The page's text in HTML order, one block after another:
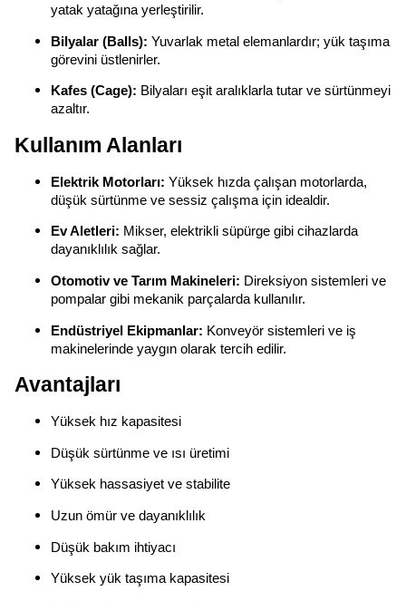
yatak yatağına yerleştirilir.
Bilyalar (Balls): Yuvarlak metal elemanlardır; yük taşıma
görevini üstlenirler.
Kafes (Cage): Bilyaları eşit aralıklarla tutar ve sürtünmeyi
azaltır.
Kullanım Alanları
Elektrik Motorları: Yüksek hızda çalışan motorlarda,
düşük sürtünme ve sessiz çalışma için idealdir.
Ev Aletleri: Mikser, elektrikli süpürge gibi cihazlarda
dayanıklılık sağlar.
Otomotiv ve Tarım Makineleri: Direksiyon sistemleri ve
pompalar gibi mekanik parçalarda kullanılır.
Endüstriyel Ekipmanlar: Konveyör sistemleri ve iş
makinelerinde yaygın olarak tercih edilir.
Avantajları
Yüksek hız kapasitesi
Düşük sürtünme ve ısı üretimi
Yüksek hassasiyet ve stabilite
Uzun ömür ve dayanıklılık
Düşük bakım ihtiyacı
Yüksek yük taşıma kapasitesi